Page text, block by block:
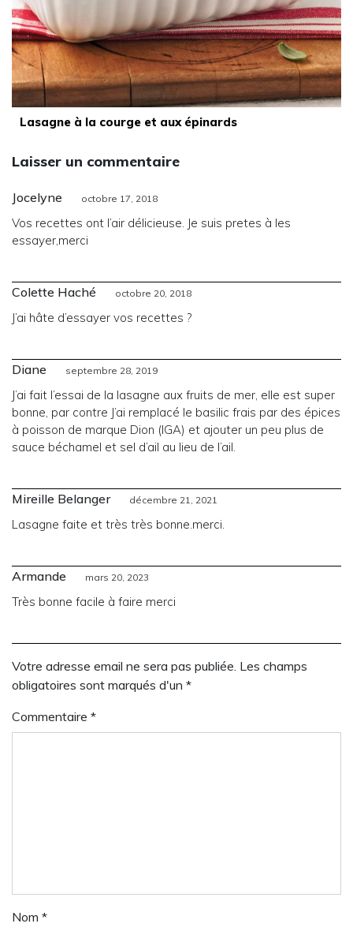
Lasagne à la courge et aux épinards
Laisser un commentaire
Jocelyne octobre 17, 2018
Vos recettes ont l’air délicieuse. Je suis pretes à les
essayer,merci
Colette Haché octobre 20, 2018
J’ai hâte d’essayer vos recettes ?
Diane septembre 28, 2019
J’ai fait l’essai de la lasagne aux fruits de mer, elle est super
bonne, par contre J’ai remplacé le basilic frais par des épices
à poisson de marque Dion (IGA) et ajouter un peu plus de
sauce béchamel et sel d’ail au lieu de l’ail.
Mireille Belanger décembre 21, 2021
Lasagne faite et très très bonne.merci.
Armande mars 20, 2023
Très bonne facile à faire merci
Votre adresse email ne sera pas publiée. Les champs
obligatoires sont marqués d'un *
Commentaire *
Nom *